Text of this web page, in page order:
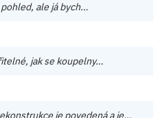
ale já bych…
jak se koupelny…
je povedená a je…